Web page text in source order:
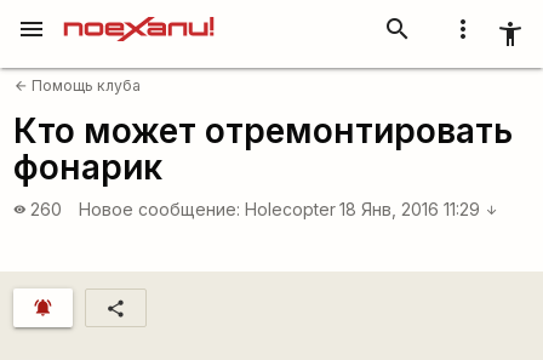
more_vert accessibility_new
search
menu
arrow_back Помощь клуба
Кто может отремонтировать
фонарик
visibility 260 Новое сообщение: Holecopter 18 Янв, 2016 11:29 arrow_downward
notifications_active share